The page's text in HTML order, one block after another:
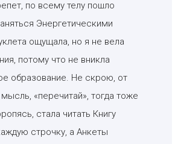
по всему телу пошло
Энергетическими
ощущала, но я не вела
потому что не вникла
образование. Не скрою, от
«перечитай», тогда тоже
стала читать Книгу
строчку, а Анкеты